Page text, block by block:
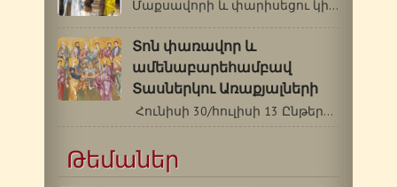
Մաքսավորի և փարիսեցու կիրակի Մեծ…
Տոն փառավոր և
ամենաբարեհամբավ
Տասներկու Առաքյալների
Հունիսի 30/հուլիսի 13 Ընթերցումներ.…
Թեմաներ